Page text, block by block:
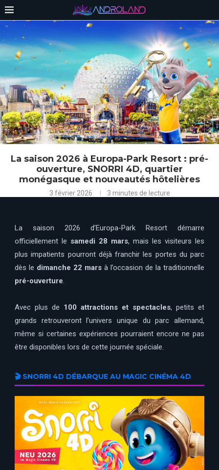
La saison 2026 à Europa-Park Resort : pré-
ouverture, SNORRI 4D, quartier
monégasque et nouveautés hôtelières
3 février 2026 3 minutes de lecture
La saison 2026 d’Europa-Park Resort démarre
officiellement le samedi 28 mars, mais les visiteurs les
plus impatients pourront déjà franchir les portes du parc
dès le dimanche 22 mars à l’occasion de la traditionnelle
pré-ouverture
Avec plus de 100 attractions et spectacles, petits et
grands retrouveront l’univers unique du parc allemand,
même si certaines expériences pourraient encore ne pas
être disponibles lors de cette journée spéciale.
🎬 SNORRI 4D DÉBARQUE AU MAGIC CINÉMA 4D